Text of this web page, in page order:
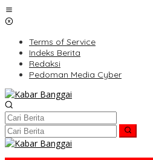
Lewati
ke
Terms of Service
Indeks Berita
Redaksi
Pedoman Media Cyber